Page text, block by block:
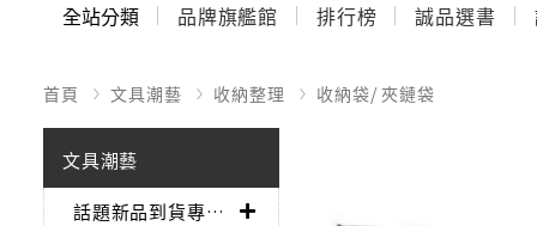
全站分類 品牌旗艦館 排行榜 誠品選書
首頁 文具潮藝 收納整理 收納袋/ 夾鏈袋
文具潮藝
話題新品到貨專區➤